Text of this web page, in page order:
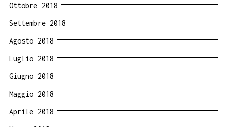
Ottobre 2018
Settembre 2018
Agosto 2018
Luglio 2018
Giugno 2018
Maggio 2018
Aprile 2018